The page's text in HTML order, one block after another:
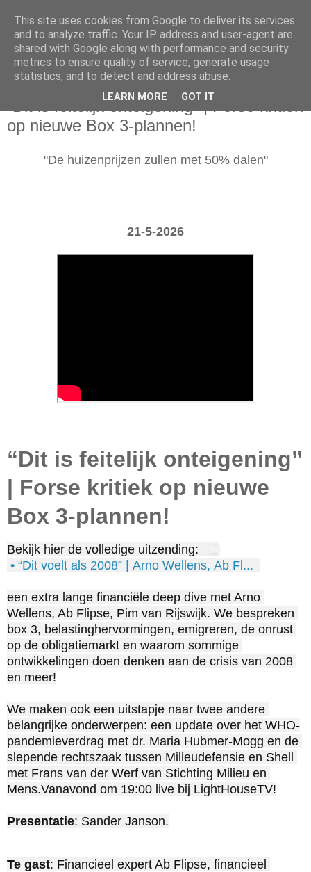
donderdag 21 mei 2026
“Dit is feitelijk onteigening” | Forse kritiek
op nieuwe Box 3-plannen!
"De huizenprijzen zullen met 50% dalen"
21-5-2026
“Dit is feitelijk onteigening”
| Forse kritiek op nieuwe
Box 3-plannen!
Bekijk hier de volledige uitzending:
• “Dit voelt als 2008” | Arno Wellens, Ab Fl...
een extra lange financiële deep dive met Arno
Wellens, Ab Flipse, Pim van Rijswijk. We bespreken
box 3, belastinghervormingen, emigreren, de onrust
op de obligatiemarkt en waarom sommige
ontwikkelingen doen denken aan de crisis van 2008
en meer!
We maken ook een uitstapje naar twee andere
belangrijke onderwerpen: een update over het WHO-
pandemieverdrag met dr. Maria Hubmer-Mogg en de
slepende rechtszaak tussen Milieudefensie en Shell
met Frans van der Werf van Stichting Milieu en
Mens.Vanavond om 19:00 live bij LightHouseTV!‍‍
Presentatie: Sander Janson.
Te gast: Financieel expert Ab Flipse, financieel
This site uses cookies from Google to deliver its services
and to analyze traffic. Your IP address and user-agent are
shared with Google along with performance and security
metrics to ensure quality of service, generate usage
statistics, and to detect and address abuse.
LEARN MORE GOT IT